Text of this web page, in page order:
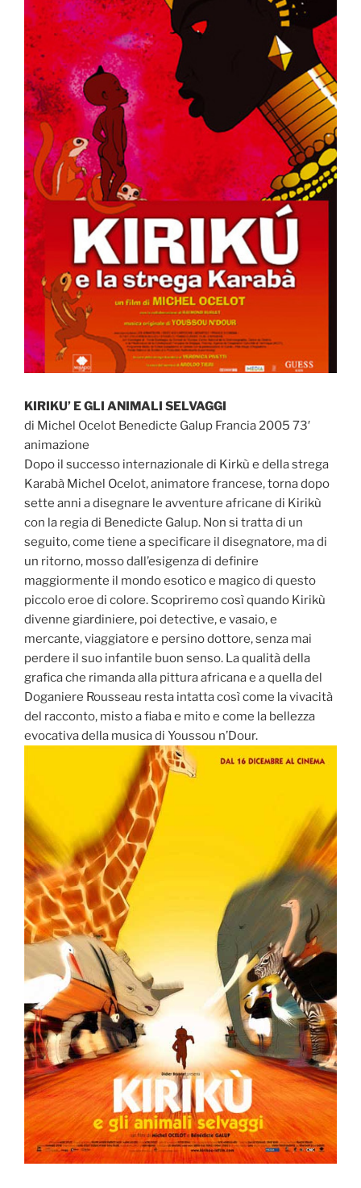
KIRIKU’ E GLI ANIMALI SELVAGGI
di Michel Ocelot Benedicte Galup Francia 2005 73′
animazione
Dopo il successo internazionale di Kirkù e della strega
Karabà Michel Ocelot, animatore francese, torna dopo
sette anni a disegnare le avventure africane di Kirikù
con la regia di Benedicte Galup. Non si tratta di un
seguito, come tiene a specificare il disegnatore, ma di
un ritorno, mosso dall’esigenza di definire
maggiormente il mondo esotico e magico di questo
piccolo eroe di colore. Scopriremo così quando Kirikù
divenne giardiniere, poi detective, e vasaio, e
mercante, viaggiatore e persino dottore, senza mai
perdere il suo infantile buon senso. La qualità della
grafica che rimanda alla pittura africana e a quella del
Doganiere Rousseau resta intatta così come la vivacità
del racconto, misto a fiaba e mito e come la bellezza
evocativa della musica di Youssou n’Dour.